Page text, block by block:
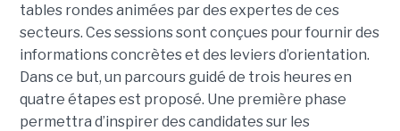
tables rondes animées par des expertes de ces
secteurs. Ces sessions sont conçues pour fournir des
informations concrètes et des leviers d’orientation.
Dans ce but, un parcours guidé de trois heures en
quatre étapes est proposé. Une première phase
permettra d’inspirer des candidates sur les